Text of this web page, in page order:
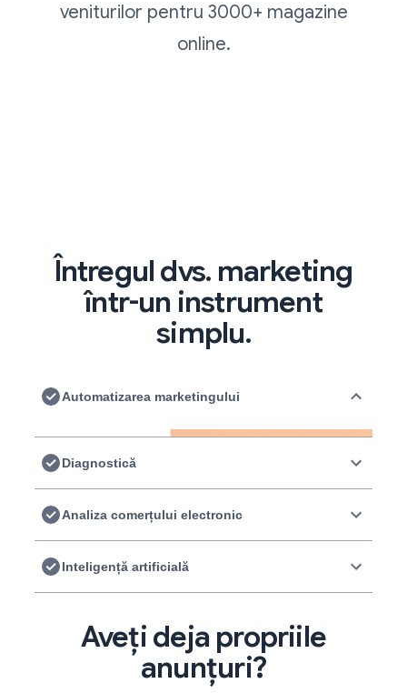
veniturilor pentru 3000+ magazine
online.
Întregul dvs. marketing
‍‍într-un instrument
simplu.
Automatizarea marketingului
Diagnostică
Analiza comerțului electronic
Inteligență artificială
Aveți deja propriile
anunțuri?